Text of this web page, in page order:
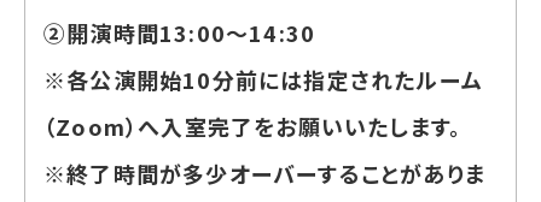
②開演時間13:00～14:30
※各公演開始10分前には指定されたルーム
（Zoom）へ入室完了をお願いいたします。
※終了時間が多少オーバーすることがありま